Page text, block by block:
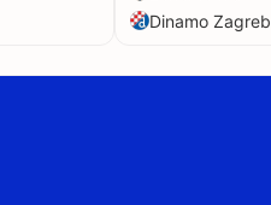
Dinamo Zagreb